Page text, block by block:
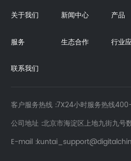
关于我们 新闻中心 产品
服务 生态合作 行业
联系我们
客户服务热线 7X24小时服务热线
公司地址 北京市海淀区上地九街九号
E-mail